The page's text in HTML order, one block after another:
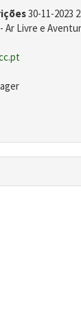
30-11-2023
- Ar Livre e